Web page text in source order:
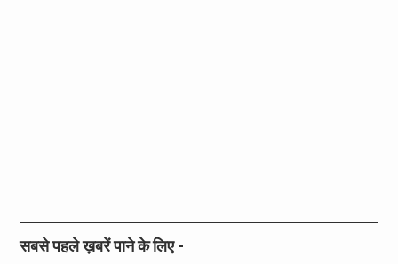
सबसे पहले ख़बरें पाने के लिए -